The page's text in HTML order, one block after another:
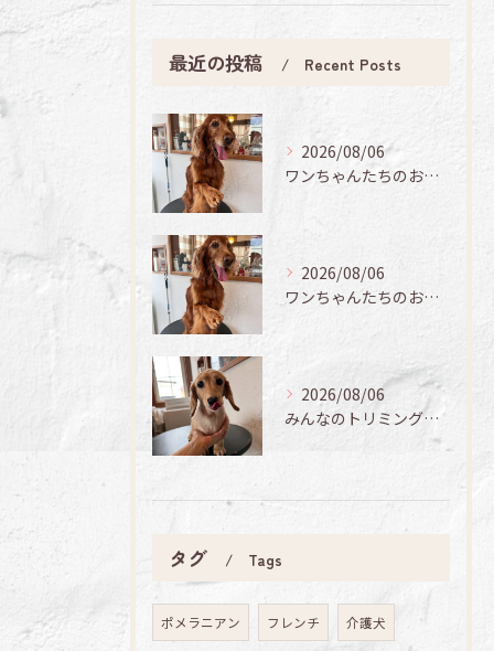
最近の投稿 Recent Posts
2026/08/06
ワンちゃんたちのお手入れ日記🐶✨
2026/08/06
ワンちゃんたちのお手入れ日記🐶✨
2026/08/06
みんなのトリミング日記🌟
タグ Tags
ポメラニアン フレンチ 介護犬